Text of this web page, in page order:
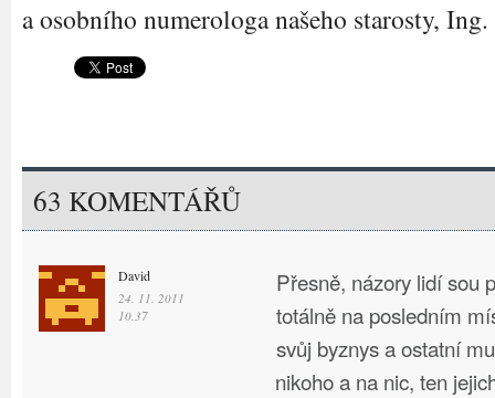
a osobního numerologa našeho starosty,
63 KOMENTÁŘŮ
David
24. 11. 2011
10.37
Přesně, názory lidí sou
totálně na posledním
svůj byznys a ostatní
nikoho a na nic, ten